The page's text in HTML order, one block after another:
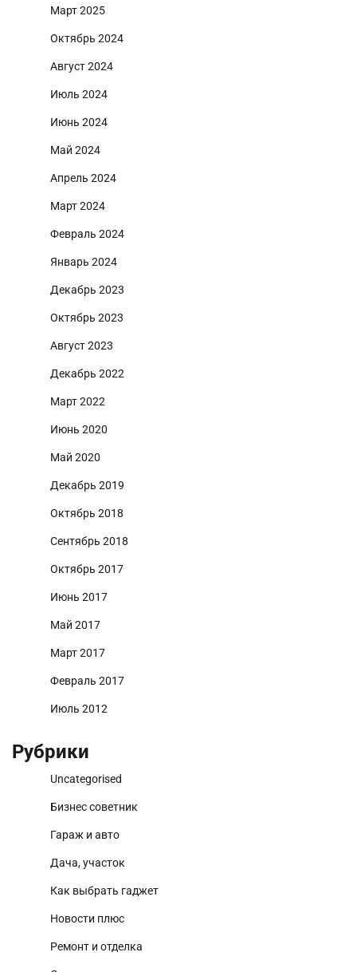
Март 2025
Октябрь 2024
Август 2024
Июль 2024
Июнь 2024
Май 2024
Апрель 2024
Март 2024
Февраль 2024
Январь 2024
Декабрь 2023
Октябрь 2023
Август 2023
Декабрь 2022
Март 2022
Июнь 2020
Май 2020
Декабрь 2019
Октябрь 2018
Сентябрь 2018
Октябрь 2017
Июнь 2017
Май 2017
Март 2017
Февраль 2017
Июль 2012
Рубрики
Uncategorised
Бизнес советник
Гараж и авто
Дача, участок
Как выбрать гаджет
Новости плюс
Ремонт и отделка